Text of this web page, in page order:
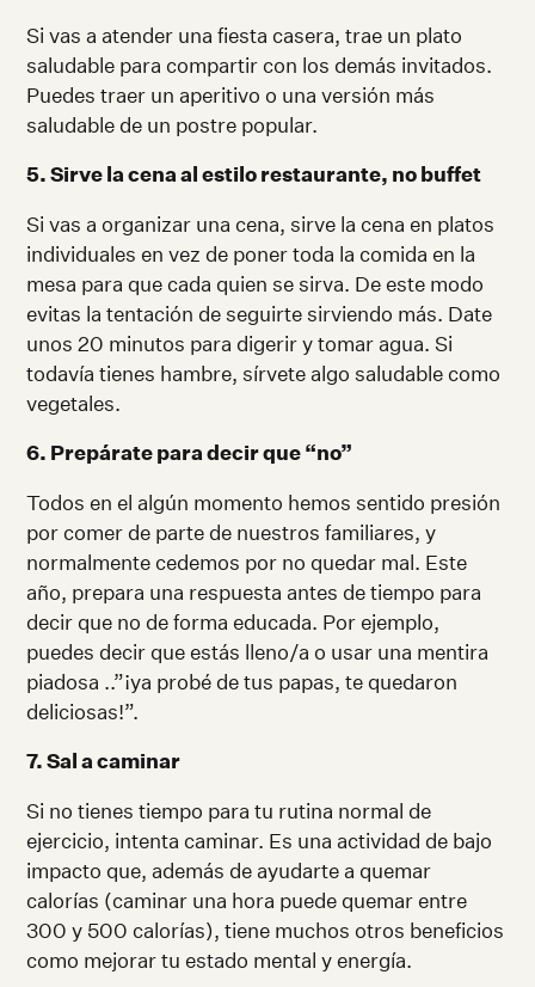
Si vas a atender una fiesta casera, trae un plato
saludable para compartir con los demás invitados.
Puedes traer un aperitivo o una versión más
saludable de un postre popular.
5. Sirve la cena al estilo restaurante, no buffet
Si vas a organizar una cena, sirve la cena en platos
individuales en vez de poner toda la comida en la
mesa para que cada quien se sirva. De este modo
evitas la tentación de seguirte sirviendo más. Date
unos 20 minutos para digerir y tomar agua. Si
todavía tienes hambre, sírvete algo saludable como
vegetales.
6. Prepárate para decir que “no”
Todos en el algún momento hemos sentido presión
por comer de parte de nuestros familiares, y
normalmente cedemos por no quedar mal. Este
año, prepara una respuesta antes de tiempo para
decir que no de forma educada. Por ejemplo,
puedes decir que estás lleno/a o usar una mentira
piadosa ..”¡ya probé de tus papas, te quedaron
deliciosas!”.
7. Sal a caminar
Si no tienes tiempo para tu rutina normal de
ejercicio, intenta caminar. Es una actividad de bajo
impacto que, además de ayudarte a quemar
calorías (caminar una hora puede quemar entre
300 y 500 calorías), tiene muchos otros beneficios
como mejorar tu estado mental y energía.